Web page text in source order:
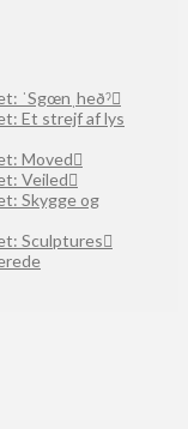
ˈSgœnˌheðˀ
Et strejf af lys
Moved
Veiled
Skygge og
Sculptures